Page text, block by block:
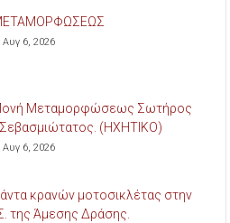
6, 2026
Μεταμορφώσεως Σωτήρος
(ΗΧΗΤΙΚΟ)
6, 2026
κρανών μοτοσικλέτας στην
της Άμεσης Δράσης.